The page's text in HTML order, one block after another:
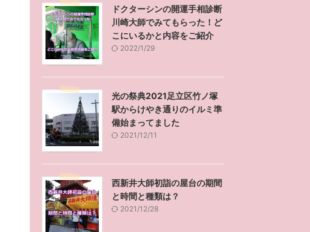
ドクターシンの開運手相診断
川崎大師でみてもらった！ど
こにいるかと内容をご紹介
2022/1/29
光の祭典2021足立区竹ノ塚
駅からけやき通りのイルミ準
備始まってました
2021/12/11
西新井大師初詣の屋台の期間
と時間と種類は？
2021/12/28